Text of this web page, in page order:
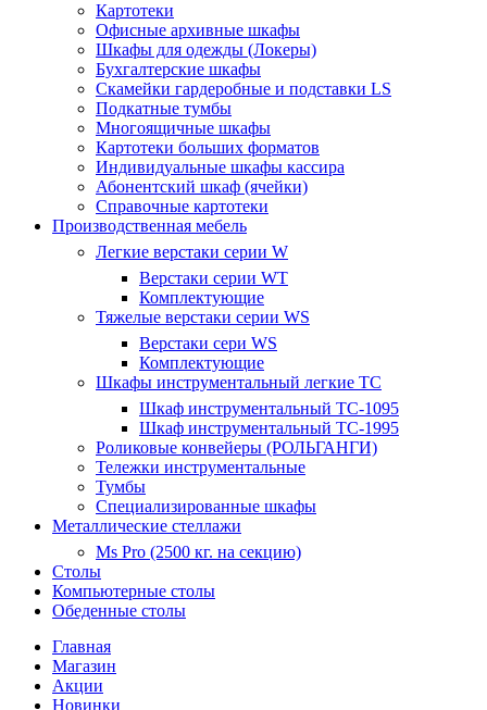
Картотеки
Офисные архивные шкафы
Шкафы для одежды (Локеры)
Бухгалтерские шкафы
Скамейки гардеробные и подставки LS
Подкатные тумбы
Многоящичные шкафы
Картотеки больших форматов
Индивидуальные шкафы кассира
Абонентский шкаф (ячейки)
Справочные картотеки
Производственная мебель
Легкие верстаки серии W
Верстаки серии WT
Комплектующие
Тяжелые верстаки серии WS
Верстаки сери WS
Комплектующие
Шкафы инструментальный легкие ТС
Шкаф инструментальный TC-1095
Шкаф инструментальный TC-1995
Роликовые конвейеры (РОЛЬГАНГИ)
Тележки инструментальные
Тумбы
Специализированные шкафы
Металлические стеллажи
Ms Pro (2500 кг. на секцию)
Столы
Компьютерные столы
Обеденные столы
Главная
Магазин
Акции
Новинки